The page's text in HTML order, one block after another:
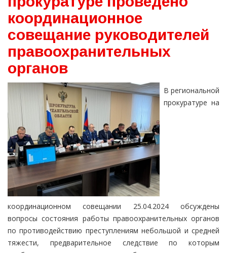
координационное
совещание руководителей
правоохранительных
органов
В региональной
прокуратуре на
координационном совещании 25.04.2024 обсуждены
вопросы состояния работы правоохранительных органов
по противодействию преступлениям небольшой и средней
тяжести, предварительное следствие по которым